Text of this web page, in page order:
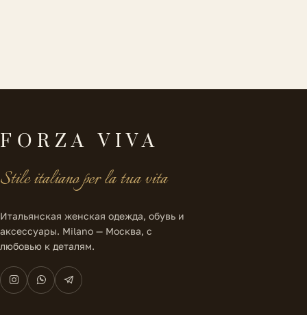
FORZA VIVA
Stile italiano per la tua vita
Итальянская женская одежда, обувь и
аксессуары. Milano — Москва, с
любовью к деталям.